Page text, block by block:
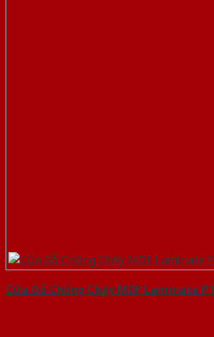
Cửa Gỗ Chống Cháy MDF Laminate P1